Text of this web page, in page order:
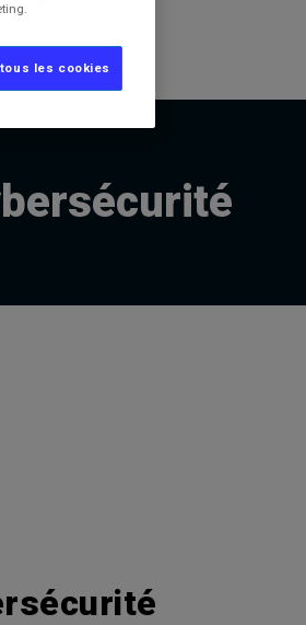
les cookies